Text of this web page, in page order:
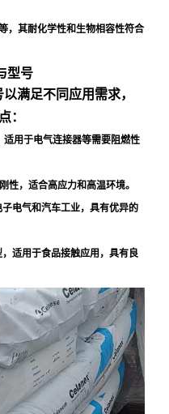
，其耐化学性和生物相容性符合
型号
满足不同应用需求，
：
适用于电气连接器等需要阻燃性
性，适合高应力和高温环境。
子电气和汽车工业，具有优异的
，适用于食品接触应用，具有良